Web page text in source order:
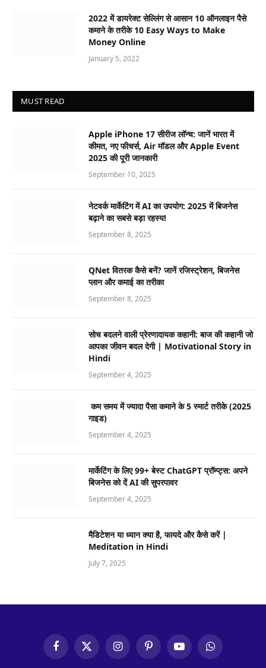
2022 में डायरेक्ट सेल्लिंग से आसान 10 ऑनलाइन पैसे
कमाने के तरीके 10 Easy Ways to Make
Money Online
January 5, 2022
MUST READ
Apple iPhone 17 सीरीज लॉन्च: जानें भारत में
कीमत, नए फीचर्स, Air मॉडल और Apple Event
2025 की पूरी जानकारी
September 10, 2025
नेटवर्क मार्केटिंग में AI का उपयोग: 2025 में बिजनेस
बढ़ाने का सबसे बड़ा रहस्य!
September 8, 2025
QNet वितरक कैसे बनें? जानें रजिस्ट्रेशन, बिजनेस
प्लान और कमाई का तरीका
September 8, 2025
सोच बदलने वाली प्रेरणादायक कहानी: बाज की कहानी जो
आपका जीवन बदल देगी | Motivational Story in
Hindi
September 4, 2025
कम समय में ज्यादा पैसा कमाने के 5 स्मार्ट तरीके (2025
गाइड)
September 4, 2025
मार्केटिंग के लिए 99+ बेस्ट ChatGPT प्रॉम्प्ट्स: अपने
बिजनेस को दें AI की सुपरपावर
September 4, 2025
मैडिटेशन या ध्यान क्या है, फायदे और कैसे करें |
Meditation in Hindi
July 7, 2025
FacebookX
(Twitter)
InstagramPinterestYouTubeWhatsApp